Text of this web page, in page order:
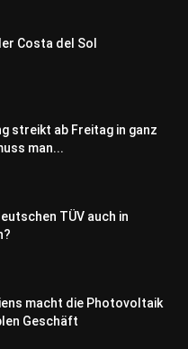
Costa del Sol
streikt ab Freitag in ganz
man...
TÜV auch in
macht die Photovoltaik
Geschäft